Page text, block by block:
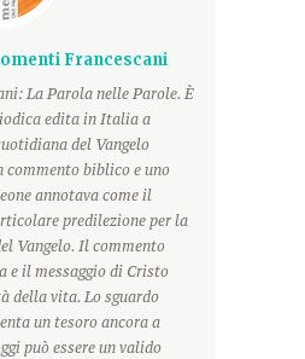
Francescani
La Parola nelle Parole. È
edita in Italia a
del Vangelo
commento biblico e uno
annotava come il
predilezione per la
Vangelo. Il commento
e il messaggio di Cristo
della vita. Lo sguardo
un tesoro ancora a
può essere un valido